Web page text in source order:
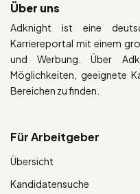
Über uns
Adknight ist eine
Karriereportal mit einem
und Werbung. Über
Möglichkeiten, geeignete
Bereichen zu finden.
Für Arbeitgeber
Übersicht
Kandidatensuche